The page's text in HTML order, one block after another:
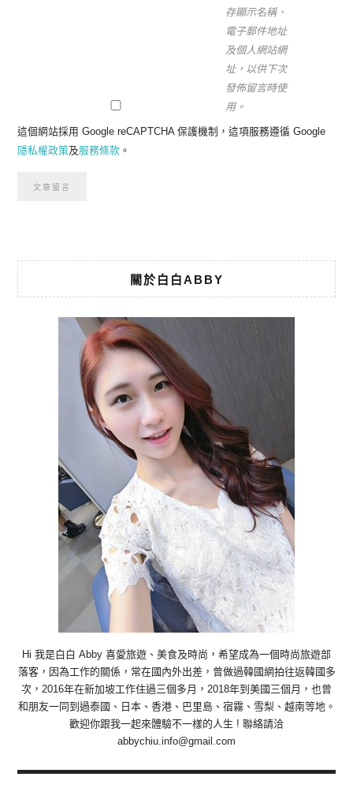
存顯示名稱、
電子郵件地址
及個人網站網
址，以供下次
發佈留言時使
用。
這個網站採用 Google reCAPTCHA 保護機制，這項服務遵循 Google
隱私權政策及服務條款 。
關於白白ABBY
Hi 我是白白 Abby 喜愛旅遊、美食及時尚，希望成為一個時尚旅遊部
落客，因為工作的關係，常在國內外出差，曾做過韓國網拍往返韓國多
次，2016年在新加坡工作住過三個多月，2018年到美國三個月，也曾
和朋友一同到過泰國、日本、香港、巴里島、宿霧、雪梨、越南等地。
歡迎你跟我一起來體驗不一樣的人生 ! 聯絡請洽
abbychiu.info@gmail.com